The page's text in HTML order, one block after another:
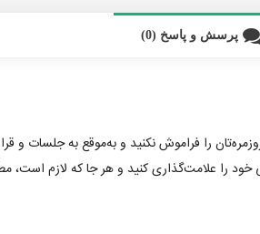
پرسش و پاسخ (0)
را علامت‌گذاری کنید و هر جا که لازم است،